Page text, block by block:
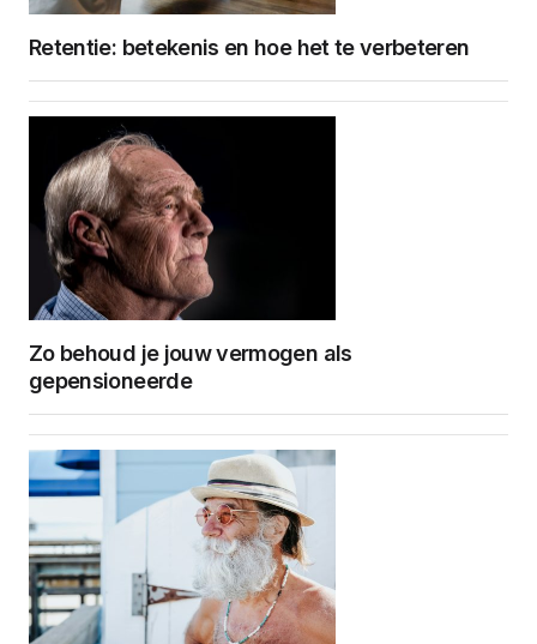
Retentie: betekenis en hoe het te verbeteren
Zo behoud je jouw vermogen als
gepensioneerde